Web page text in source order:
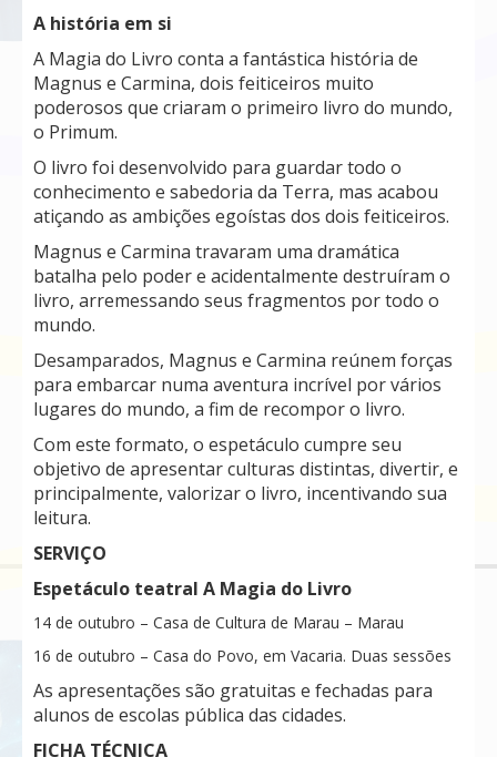
A história em si
A Magia do Livro conta a fantástica história de
Magnus e Carmina, dois feiticeiros muito
poderosos que criaram o primeiro livro do mundo,
o Primum.
O livro foi desenvolvido para guardar todo o
conhecimento e sabedoria da Terra, mas acabou
atiçando as ambições egoístas dos dois feiticeiros.
Magnus e Carmina travaram uma dramática
batalha pelo poder e acidentalmente destruíram o
livro, arremessando seus fragmentos por todo o
mundo.
Desamparados, Magnus e Carmina reúnem forças
para embarcar numa aventura incrível por vários
lugares do mundo, a fim de recompor o livro.
Com este formato, o espetáculo cumpre seu
objetivo de apresentar culturas distintas, divertir, e
principalmente, valorizar o livro, incentivando sua
leitura.
SERVIÇO
Espetáculo teatral A Magia do Livro
14 de outubro – Casa de Cultura de Marau – Marau
16 de outubro – Casa do Povo, em Vacaria. Duas sessões
As apresentações são gratuitas e fechadas para
alunos de escolas pública das cidades.
FICHA TÉCNICA